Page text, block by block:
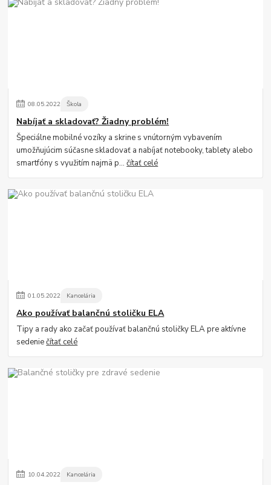
08.05.2022 Škola
Nabíjať a skladovať? Žiadny problém!
Špeciálne mobilné vozíky a skrine s vnútorným vybavením
umožňujúcim súčasne skladovať a nabíjať notebooky, tablety alebo
smartfóny s využitím najmä p...čítať celé
01.05.2022 Kancelária
Ako používať balančnú stoličku ELA
Tipy a rady ako začať používať balančnú stoličky ELA pre aktívne
sedeniečítať celé
10.04.2022 Kancelária